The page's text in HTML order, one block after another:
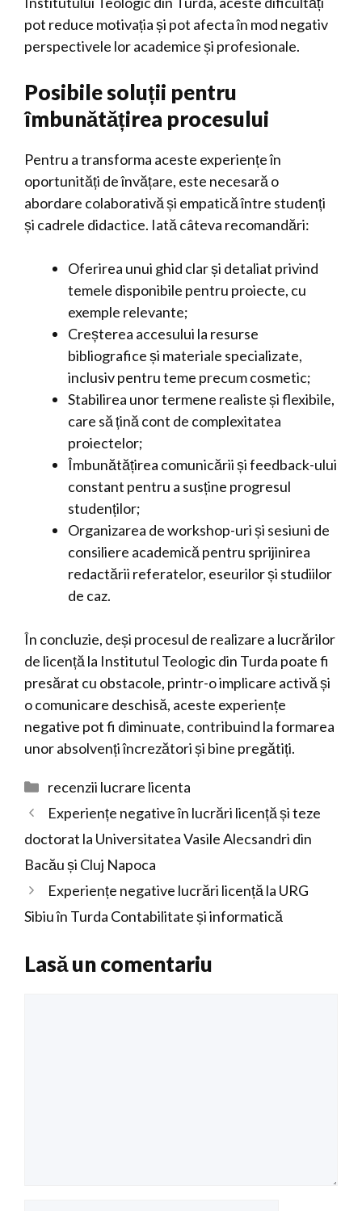
pot reduce motivația și pot afecta în mod negativ
perspectivele lor academice și profesionale.
Posibile soluții pentru
îmbunătățirea procesului
Pentru a transforma aceste experiențe în
oportunități de învățare, este necesară o
abordare colaborativă și empatică între studenți
și cadrele didactice. Iată câteva recomandări:
Oferirea unui ghid clar și detaliat privind
temele disponibile pentru proiecte, cu
exemple relevante;
Creșterea accesului la resurse
bibliografice și materiale specializate,
inclusiv pentru teme precum cosmetic;
Stabilirea unor termene realiste și flexibile,
care să țină cont de complexitatea
proiectelor;
Îmbunătățirea comunicării și feedback-ului
constant pentru a susține progresul
studenților;
Organizarea de workshop-uri și sesiuni de
consiliere academică pentru sprijinirea
redactării referatelor, eseurilor și studiilor
de caz.
În concluzie, deși procesul de realizare a lucrărilor
de licență la Institutul Teologic din Turda poate fi
presărat cu obstacole, printr-o implicare activă și
o comunicare deschisă, aceste experiențe
negative pot fi diminuate, contribuind la formarea
unor absolvenți încrezători și bine pregătiți.
Categorii
recenzii lucrare licenta
Experiențe negative în lucrări licență și teze
doctorat la Universitatea Vasile Alecsandri din
Bacău și Cluj Napoca
Experiențe negative lucrări licență la URG
Sibiu în Turda Contabilitate și informatică
Lasă un comentariu